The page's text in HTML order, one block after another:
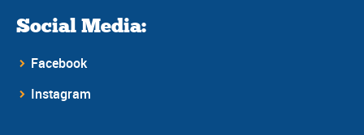
Social Media:
Facebook
Instagram